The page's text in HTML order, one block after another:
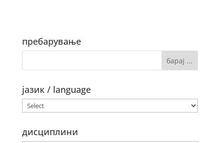
пребарување
јазик / language
дисциплини